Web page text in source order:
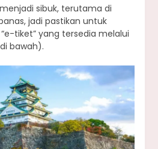
sibuk, terutama di
jadi pastikan untuk
tiket” yang tersedia melalui
bawah).